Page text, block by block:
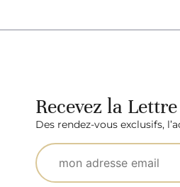
Recevez la
Des rendez-vous exclusifs,